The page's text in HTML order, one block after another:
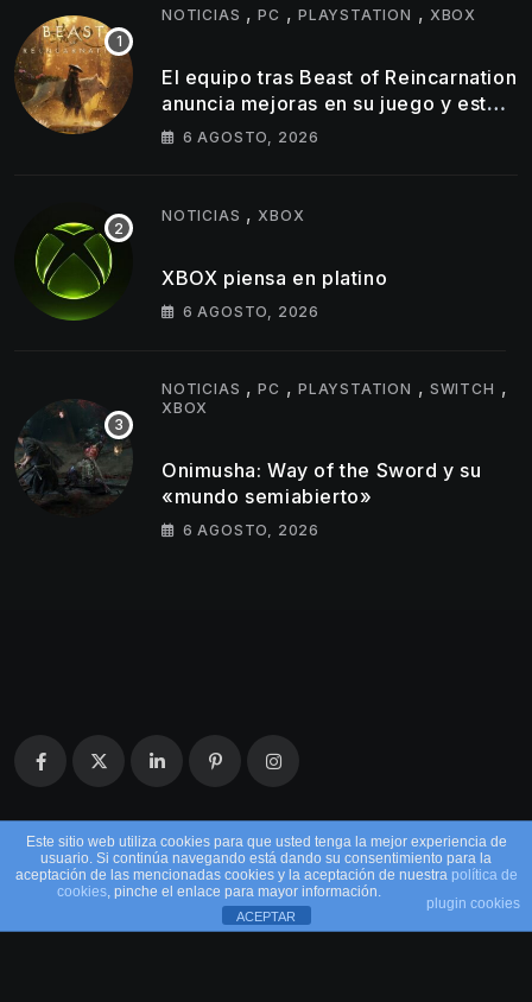
NOTICIAS ,PC ,PLAYSTATION , XBOX
El equipo tras Beast of Reincarnation
anuncia mejoras en su juego y estos
son los primeros cambios que
6 AGOSTO, 2026
NOTICIAS , XBOX
XBOX piensa en platino
6 AGOSTO, 2026
NOTICIAS ,PC ,PLAYSTATION , SWITCH ,
XBOX
Onimusha: Way of the Sword y su
«mundo semiabierto»
6 AGOSTO, 2026
© 2026 EntreMandos. Todos los derechos
Este sitio web utiliza cookies para que usted tenga la mejor experiencia de
usuario. Si continúa navegando está dando su consentimiento para la
aceptación de las mencionadas cookies y la aceptación de nuestra política de
cookies, pinche el enlace para mayor información.
plugin cookies
ACEPTAR